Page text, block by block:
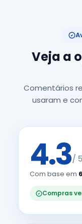
Veja a
Comentários
usaram e
4.3/ 5
Com base em 6
Compras